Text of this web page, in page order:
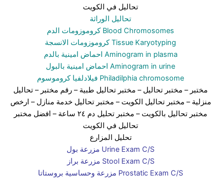
تحاليل في الكويت
تحاليل الوراثة
كروموزومات الدم Blood Chromosomes
كروموزومات الانسجة Tissue Karyotyping
احماض امينية بالدم Aminogram in plasma
احماض امينية بالبول Aminogram in urine
فيلادلفيا كروموسوم Philadilphia chromosome
مختبر – مختبر تحاليل – مختبر تحاليل طبية – رقم مختبر – تحاليل
منزلية – مختبر تحاليل الكويت– مختبر تحاليل خدمة منازل – ارخص
مختبر تحاليل بالكويت – مختبر تحليل دم ٢٤ ساعة
– افضل مختبر
تحاليل في الكويت
تحليل المزارع
مزرعة بول Urine Exam C/S
مزرعة براز Stool Exam C/S
مزرعة وحساسية بروستاتا Prostatic Exam C/S